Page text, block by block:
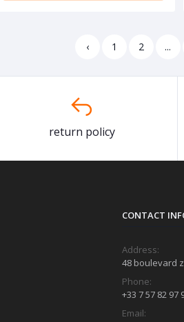
‹ 1 2 ...
return policy
CONTACT
Address:
48 boulevard
Phone:
+33 7 57 82 97
Email: